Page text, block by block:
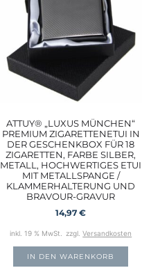
ATTUY® „LUXUS MÜNCHEN“
PREMIUM ZIGARETTENETUI IN
DER GESCHENKBOX FÜR 18
ZIGARETTEN, FARBE SILBER,
METALL, HOCHWERTIGES ETUI
MIT METALLSPANGE /
KLAMMERHALTERUNG UND
BRAVOUR-GRAVUR
14,97€
inkl. 19 % MwSt. zzgl.Versandkosten
IN DEN WARENKORB